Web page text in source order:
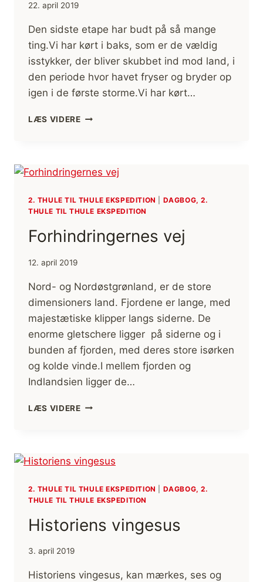
22. april 2019
Den sidste etape har budt på så mange
ting.Vi har kørt i baks, som er de vældig
isstykker, der bliver skubbet ind mod land, i
den periode hvor havet fryser og bryder op
igen i de første storme.Vi har kørt…
LÆS VIDEREI
2. THULE TIL THULE EKSPEDITION
DAGBOG, 2.
THULE TIL THULE EKSPEDITION
Forhindringernes vej
12. april 2019
Nord- og Nordøstgrønland, er de store
dimensioners land. Fjordene er lange, med
majestætiske klipper langs siderne. De
enorme gletschere ligger på siderne og i
bunden af fjorden, med deres store isørken
og kolde vinde.I mellem fjorden og
Indlandsien ligger de…
LÆS VIDEREFORHINDRINGERNES
2. THULE TIL THULE EKSPEDITION
DAGBOG, 2.
THULE TIL THULE EKSPEDITION
Historiens vingesus
3. april 2019
Historiens vingesus, kan mærkes, ses og